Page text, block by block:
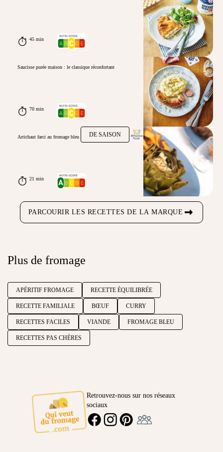
45 min
Saucisse purée maison : le classique réconfortant
70 min
DE SAISON
Artichaut farci au fromage bleu
21 min
PARCOURIR LES RECETTES DE LA MARQUE
Plus de fromage
APÉRITIF FROMAGE RECETTE ÉQUILIBRÉE
RECETTE FAMILIALE BŒUF CURRY
RECETTES FACILES VIANDE FROMAGE BLEU
RECETTES PAS CHÈRES
Retrouvez-nous sur nos réseaux
sociaux
FACEBOOKINSTAGRAMPINTEREST